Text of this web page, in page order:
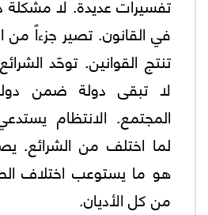
في القانون. تصير جزءاً
تنتج القوانين. توحّد
لا تبقى دولة ضمن
المجتمع. الانتظام
لما اختلف من الشرائع.
هو ما يستوعب اختلاف
من كل الأديان.